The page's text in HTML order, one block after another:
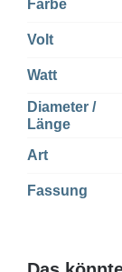
Farbe
Volt
Watt
Diameter /
Länge
Art
Fassung